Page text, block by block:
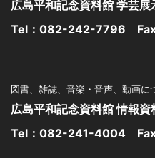
広島平和記念資料館 学芸展
Tel： 082-242-7796
図書、雑誌、音楽・音声、動画に
広島平和記念資料館 情報資
Tel： 082-241-4004